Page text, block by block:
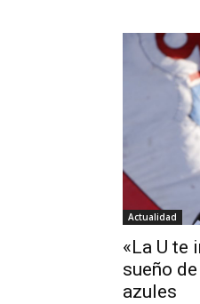
Actualidad
«La U te
sueño
azules